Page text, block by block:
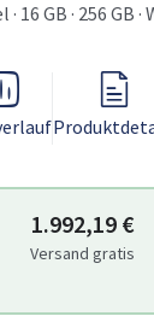
16 GB · 256 GB
1.992,19 €
Versand gratis